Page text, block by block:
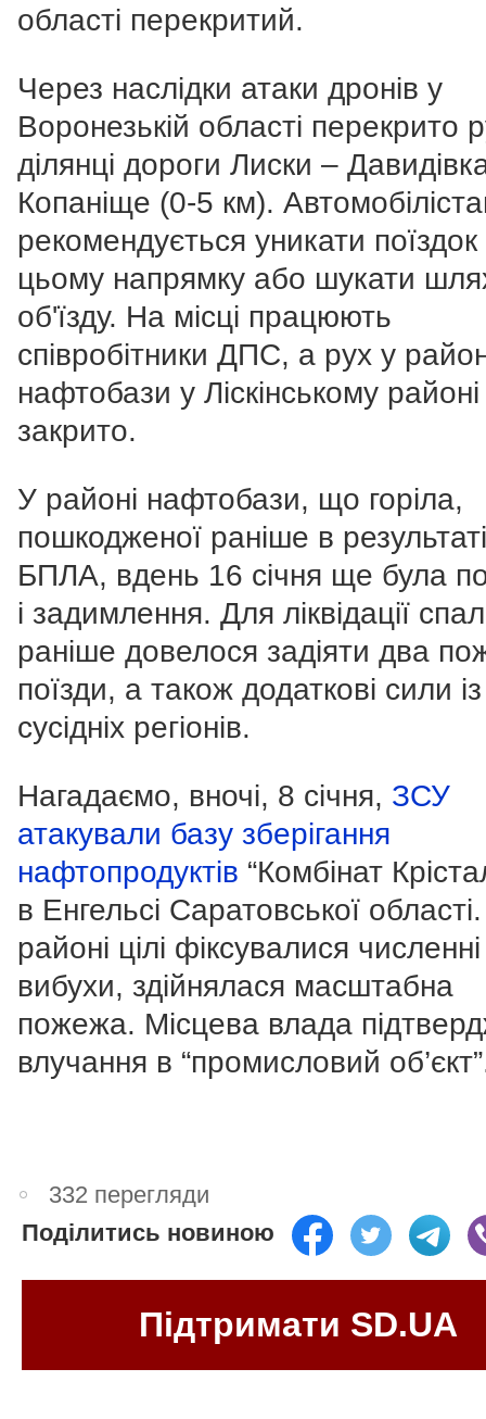
області перекритий.
Через наслідки атаки дронів у
Воронезькій області перекрито
ділянці дороги Лиски –
Копаніще (0-5 км).
рекомендується уникати поїздок
цьому напрямку або шукати
об'їзду. На місці працюють
співробітники ДПС, а рух у
нафтобази у Ліскінському районі
закрито.
У районі нафтобази, що горіла,
пошкодженої раніше в
БПЛА, вдень 16 січня ще була
і задимлення. Для ліквідації
раніше довелося задіяти два
поїзди, а також додаткові сили із
сусідніх регіонів.
Нагадаємо, вночі, 8 січня, ЗСУ
атакували базу зберігання
нафтопродуктів “Комбінат
в Енгельсі Саратовської
районі цілі фіксувалися численні
вибухи, здійнялася масштабна
пожежа. Місцева влада
влучання в “промисловий
332 перегляди
Поділитись новиною
Підтримати SD.UA